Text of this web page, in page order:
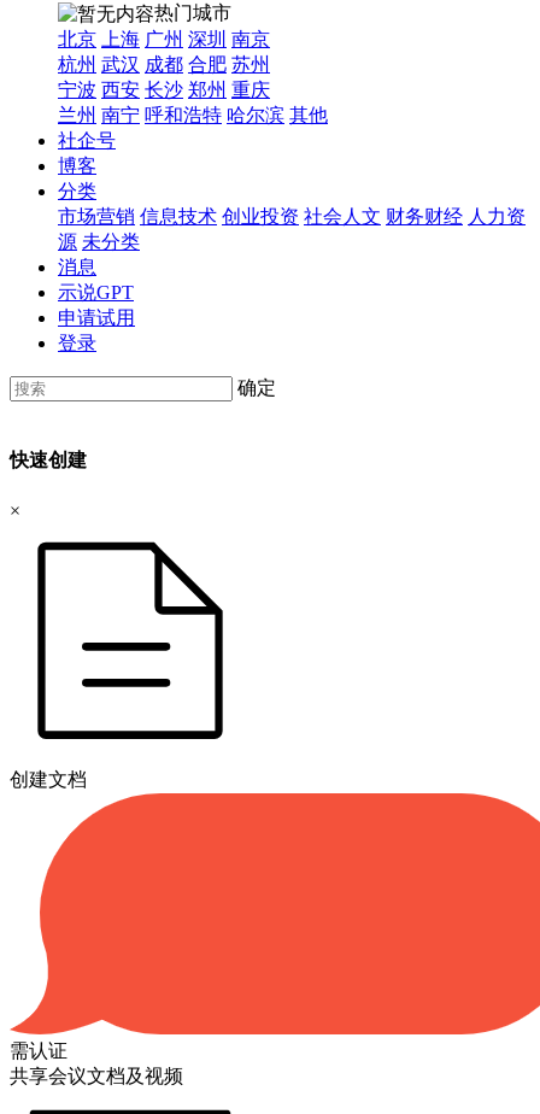
热门城市
北京
上海 广州 深圳 南京
杭州 武汉 成都 合肥 苏州
宁波 西安 长沙 郑州 重庆
兰州 南宁 呼和浩特 哈尔滨 其他
社企号
博客
分类
市场营销 信息技术 创业投资 社会人文 财务财经 人力资
源 未分类
消息
示说GPT
申请试用
登录
确定
快速创建
×
创建文档
需认证
共享会议文档及视频